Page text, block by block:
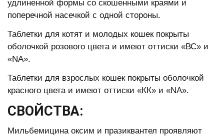
удлиненной формы со скошенными краями и
поперечной насечкой с одной стороны.
Таблетки для котят и молодых кошек покрыты
оболочкой розового цвета и имеют оттиски «ВС» и
«NA».
Таблетки для взрослых кошек покрыты оболочкой
красного цвета и имеют оттиски «КК» и «NA».
СВОЙСТВА:
Мильбемицина оксим и празиквантел проявляют